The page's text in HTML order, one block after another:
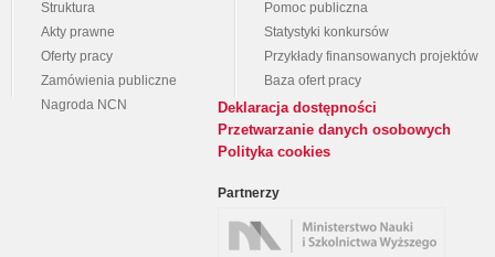
Struktura
Akty prawne
Oferty pracy
Zamówienia publiczne
Nagroda NCN
Pomoc publiczna
Statystyki konkursów
Przykłady finansowanych projektów
Baza ofert pracy
Deklaracja dostępności
Przetwarzanie danych osobowych
Polityka cookies
Partnerzy